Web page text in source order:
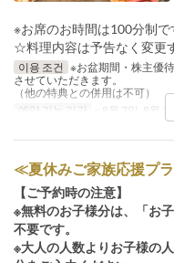
※お席のお時間は100分制で
☆料理内容は予告なく変更
이용 조건 ※お盆期間・株主優
させていただきます。
（他の特典との併用は不可）
예약 가능 기간
~ 8월 7일, 8월
≪夏休みご家族応援プ
【ご予約時の注意】
※無料のお子様分は、「お
不要です。
※大人の人数よりお子様の